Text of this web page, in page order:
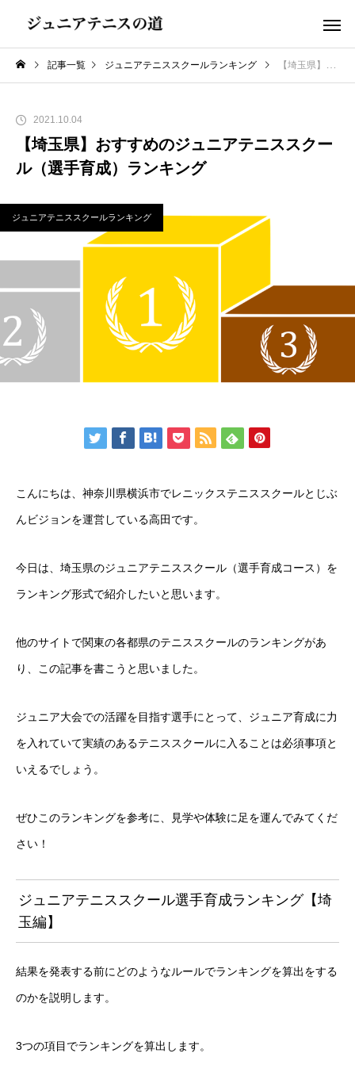
記事一覧 ジュニアテニススクールランキング 【埼玉県】おすすめのジュニアテニススクール（選手育成）ランキング
2021.10.04
【埼玉県】おすすめのジュニアテニススクー
ル（選手育成）ランキング
ジュニアテニススクールランキング
こんにちは、神奈川県横浜市でレニックステニススクールとじぶ
んビジョンを運営している高田です。
今日は、埼玉県のジュニアテニススクール（選手育成コース）を
ランキング形式で紹介したいと思います。
他のサイトで関東の各都県のテニススクールのランキングがあ
り、この記事を書こうと思いました。
ジュニア大会での活躍を目指す選手にとって、ジュニア育成に力
を入れていて実績のあるテニススクールに入ることは必須事項と
いえるでしょう。
ぜひこのランキングを参考に、見学や体験に足を運んでみてくだ
さい！
ジュニアテニススクール選手育成ランキング【埼
玉編】
結果を発表する前にどのようなルールでランキングを算出をする
のかを説明します。
3つの項目でランキングを算出します。